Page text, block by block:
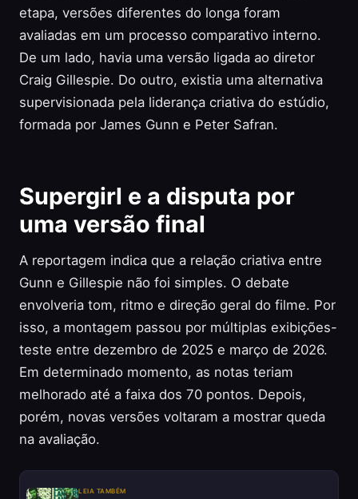
etapa, versões diferentes do longa foram
avaliadas em um processo comparativo interno.
De um lado, havia uma versão ligada ao diretor
Craig Gillespie. Do outro, existia uma alternativa
supervisionada pela liderança criativa do estúdio,
formada por James Gunn e Peter Safran.
Supergirl e a disputa por
uma versão final
A reportagem indica que a relação criativa entre
Gunn e Gillespie não foi simples. O debate
envolveria tom, ritmo e direção geral do filme. Por
isso, a montagem passou por múltiplas exibições-
teste entre dezembro de 2025 e março de 2026.
Em determinado momento, as notas teriam
melhorado até a faixa dos 70 pontos. Depois,
porém, novas versões voltaram a mostrar queda
na avaliação.
LEIA TAMBÉM